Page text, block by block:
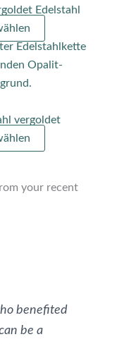
gewählt
Edelstahl
auf.
Optionen
können
Produktseite
vergoldet
Dieses
Produkt
Varianten
können
your recent
benefited
be a